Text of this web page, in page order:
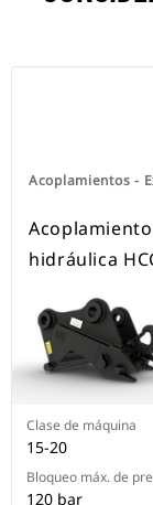
Acoplamientos -
hidráulica
Clase de máquina
15-20
Bloqueo máx. de
120 bar